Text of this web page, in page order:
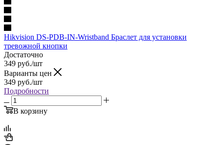
Hikvision DS-PDB-IN-Wristband Браслет для установки
тревожной кнопки
Достаточно
349 руб./шт
Варианты цен
349 руб./шт
Подробности
В корзину